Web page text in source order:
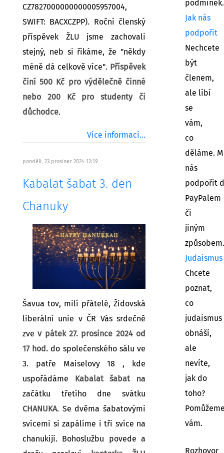
CZ7827000000000005957004,
SWIFT: BACXCZPP). Roční členský
příspěvek ŽLU jsme zachovali
stejný, neb si říkáme, že "někdy
méně dá celkově více". Příspěvek
činí 500 Kč pro výdělečně činné
nebo 200 Kč pro studenty či
důchodce.
Více informací...
pondělí, 23 prosinec 2024 12:19
Kabalat šabat 3. den
Chanuky
Šavua tov, milí přátelé, Židovská
liberální unie v ČR Vás srdečně
zvev pátek 27. prosince 2024 od
17 hod. do společenského sálu ve
3. patře Maiselovy 18 , kde
uspořádáme
Kabalat šabatna
začátku třetího dne svátku
CHANUKA. Se dvěma šabatovými
svícemi si zapálíme i tři svíce na
chanukiji. Bohoslužbu povede a
podmínek.
Jak nás
podpořit
Nechcete
být
členem,
ale líbí
se
vám,
co
děláme.
nás
podpořit
PayPalem
či
jiným
způsobem.
Judaismus
Chcete
poznat,
co
judaismus
obnáší,
ale
nevíte,
jak do
toho?
vám.
Rozhovor